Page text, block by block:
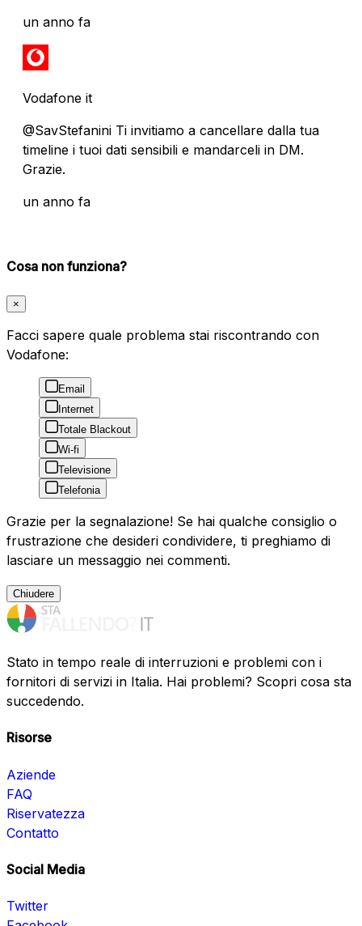
un anno fa
Vodafone it
@SavStefanini Ti invitiamo a cancellare dalla tua
timeline i tuoi dati sensibili e mandarceli in DM.
Grazie.
un anno fa
Cosa non funziona?
×
Facci sapere quale problema stai riscontrando con
Vodafone:
Email
Internet
Totale Blackout
Wi-fi
Televisione
Telefonia
Grazie per la segnalazione! Se hai qualche consiglio o
frustrazione che desideri condividere, ti preghiamo di
lasciare un messaggio nei commenti.
Chiudere
Stato in tempo reale di interruzioni e problemi con i
fornitori di servizi in Italia. Hai problemi? Scopri cosa sta
succedendo.
Risorse
Aziende
FAQ
Riservatezza
Contatto
Social Media
Twitter